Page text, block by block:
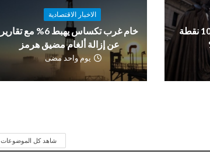
داو جونز يقفز بأكثر من 1000 نقطة
الاخبار الاقتصادية
خام غرب تكساس يهبط 6% مع تقارير
عن إزالة ألغام مضيق هرمز
يوم واحد مضى
شاهد كل الموضوعات